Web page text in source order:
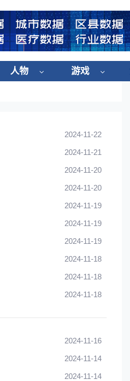
人物 游戏
2024-11-22
2024-11-21
2024-11-20
2024-11-20
2024-11-19
2024-11-19
2024-11-19
2024-11-18
2024-11-18
2024-11-18
2024-11-16
2024-11-14
2024-11-14